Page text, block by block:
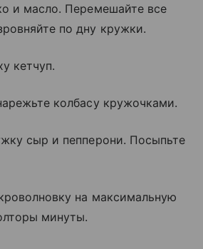
и масло. Перемешайте все
по дну кружки.
кетчуп.
колбасу кружочками.
сыр и пепперони. Посыпьте
на максимальную
минуты.